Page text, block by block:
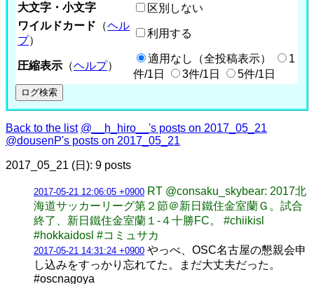
大文字・小文字
区別しない
ワイルドカード （ヘル
プ）
利用する
圧縮表示 （ヘルプ）
適用なし（全投稿表示）
1
件/1日
3件/1日 5件/1日
Back to the list @__h_hiro__'s posts on 2017_05_21
@dousenP's posts on 2017_05_21
2017_05_21 (日): 9 posts
2017-05-21 12:06:05 +0900 RT @consaku_skybear: 2017北
海道サッカーリーグ第２節＠新日鐵住金室蘭Ｇ。試合
終了、新日鐵住金室蘭１-４十勝FC。 #chiikisl
#hokkaidosl #コミュサカ
2017-05-21 14:31:24 +0900 やっべ、OSC名古屋の懇親会申
し込みをすっかり忘れてた。まだ大丈夫だった。
#oscnagoya